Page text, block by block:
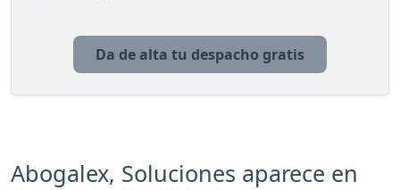
Da de alta tu despacho gratis
Abogalex, Soluciones aparece en